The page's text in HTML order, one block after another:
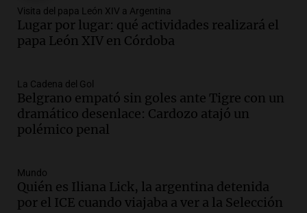
Audio.Madres en Rosario piden por la
ley Joaquín.
Viva la Radio Rosario
Audio. Juan Pedro Colombo, rematador
de hacienda: “Las tecnologías no
reemplazan el contacto con la gente”
La Argentina, hoy
Audio.
un pozo de 17 metros en Nueva Córdoba
Panorama Federal
Visita del papa León XIV a Argentina
Lugar por lugar: qué actividades realizará el
papa León XIV en Córdoba
La Cadena del Gol
Belgrano empató sin goles ante Tigre con un
dramático desenlace: Cardozo atajó un
polémico penal
Mundo
Quién es Iliana Lick, la argentina detenida
por el ICE cuando viajaba a ver a la Selección